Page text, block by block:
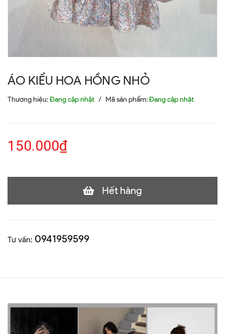
ÁO KIỂU HOA HỒNG NHỎ
Thương hiệu:Đang cập nhật / Mã sản phẩm:Đang cập nhật
150.000₫
Hết hàng
Tư vấn: 0941959599